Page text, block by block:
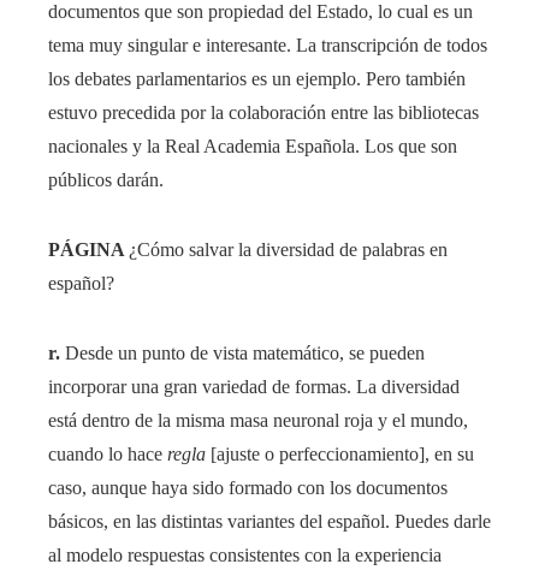
documentos que son propiedad del Estado, lo cual es un
tema muy singular e interesante. La transcripción de todos
los debates parlamentarios es un ejemplo. Pero también
estuvo precedida por la colaboración entre las bibliotecas
nacionales y la Real Academia Española. Los que son
públicos darán.
PÁGINA¿Cómo salvar la diversidad de palabras en
español?
r. Desde un punto de vista matemático, se pueden
incorporar una gran variedad de formas. La diversidad
está dentro de la misma masa neuronal roja y el mundo,
cuando lo hace regla [ajuste o perfeccionamiento], en su
caso, aunque haya sido formado con los documentos
básicos, en las distintas variantes del español. Puedes darle
al modelo respuestas consistentes con la experiencia